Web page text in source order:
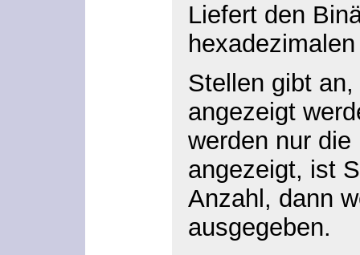
Liefert den
Stellen gibt
angezeigt
werden nur
angezeigt, ist
Anzahl, dann
ausgegeben.